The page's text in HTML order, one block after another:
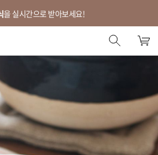
을 실시간으로 받아보세요!
에디터 추천
한정특가
베스트